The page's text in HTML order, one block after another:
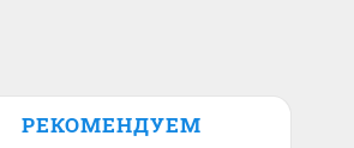
РЕКОМЕНДУЕМ